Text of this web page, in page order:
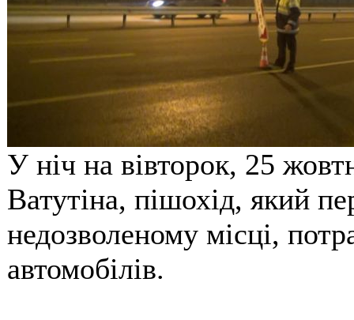
У ніч на вівторок, 25
Ватутіна, пішохід, який
недозволеному місці,
автомобілів.